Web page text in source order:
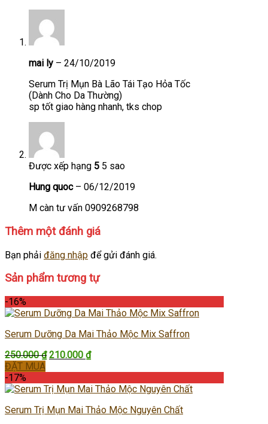
mai ly – 24/10/2019
Serum Trị Mụn Bà Lão Tái Tạo Hỏa Tốc
(Dành Cho Da Thường)
sp tốt giao hàng nhanh, tks chop
Được xếp hạng 5 5 sao
Hung quoc – 06/12/2019
M càn tư vấn 0909268798
Thêm một đánh giá
Bạn phải đăng nhập để gửi đánh giá.
Sản phẩm tương tự
-16%
Serum Dưỡng Da Mai Thảo Mộc Mix Saffron
250.000₫ Giá
250.000 ₫.
210.000 ₫Giá
là:
ĐẶT MUA
-17%
Serum Trị Mụn Mai Thảo Mộc Nguyên Chất